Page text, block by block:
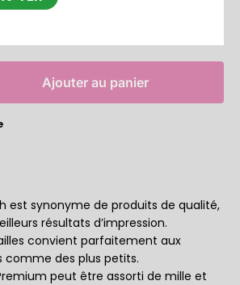
Ajouter au panier
est synonyme de produits de qualité,
résultats d’impression.
convient parfaitement aux
comme des plus petits.
peut être assorti de mille et